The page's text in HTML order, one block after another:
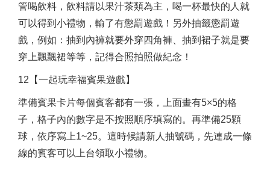
管喝飲料，飲料請以果汁茶類為主，喝一杯最快的人就
可以得到小禮物，輸了有懲罰遊戲！另外抽籤懲罰遊
戲，例如：抽到內褲就要外穿四角褲、抽到裙子就是要
穿上飄飄裙等等，記得合照拍照做紀念！
12【一起玩幸福賓果遊戲】
準備賓果卡片每個賓客都有一張，上面畫有5×5的格
子，格子內的數字是不按照順序填寫的。再準備25顆
球，依序寫上1~25。這時候請新人抽號碼，先連成一條
線的賓客可以上台領取小禮物。